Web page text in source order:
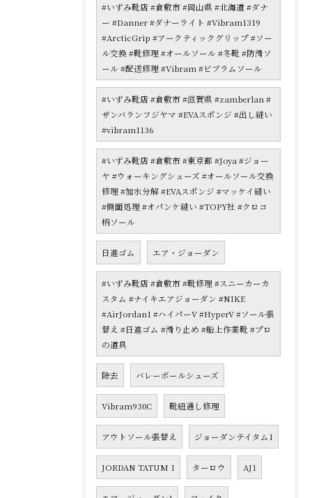
#いずみ靴店 #倉敷市 #岡山県 #北海道 #ダナ
ー #Danner #ダナーライト #Vibram1319
#ArcticGrip #アークティックグリップ #ソー
ル交換 #靴修理 #オールソール #冬靴 #防滑ソ
ール #配送修理 #Vibram #ビブラムソール
#いずみ靴店 #倉敷市 #滋賀県 #zamberlan #
ザンバランフジヤマ #EVAスポンジ #出し縫い
#vibram1136
#いずみ靴店 #倉敷市 #東京都 #Joya #ジョー
ヤ #ウォーキングシューズ #オールソール交換
修理 #加水分解 #EVAスポンジ #マッケイ縫い
#側面処理 #オパンケ縫い #TOPY社 #クロコ
柄ソール
日進ゴム エア・ジョーダン
#いずみ靴店 #倉敷市 #靴修理 #スニーカーカ
スタム #ナイキエアジョーダン #NIKE
#AirJordan1 #ハイパーV #HyperV #ソール張
替え #日進ゴム #滑り止め #船上作業靴 #プロ
の道具
除去 バレーボールシューズ
Vibram930C 靴紐通し修理
アウトソール張替え ジョーダンテイタム1
JORDAN TATUM 1 ターロウ AJ1